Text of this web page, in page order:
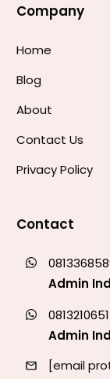
Company
Home
Blog
About
Contact Us
Privacy Policy
Contact
Admin
Admin
[email